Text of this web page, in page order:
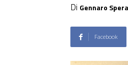
Di Gennaro
Facebook